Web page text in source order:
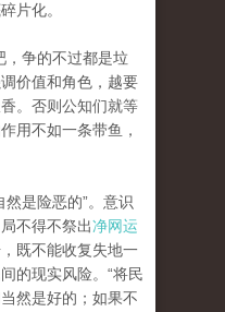
片化。
，争的不过都是垃
价值和角色，越要
。否则公知们就等
用不如一条带鱼，
是险恶的”。 意识
不得不祭出净网运
既不能收复失地一
的现实风险。“将民
然是好的；如果不